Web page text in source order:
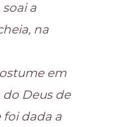
a
na
em
Deus de
foi dada a